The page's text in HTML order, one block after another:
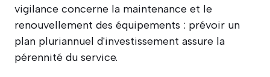
vigilance concerne la maintenance et le
renouvellement des équipements : prévoir un
plan pluriannuel d'investissement assure la
pérennité du service.